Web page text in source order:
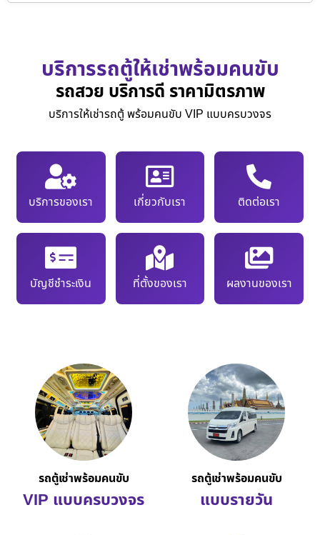
บริการรถตู้ให้เช่าพร้อมคนขับ
รถสวย บริการดี ราคามิตรภาพ
บริการให้เช่ารถตู้ พร้อมคนขับ VIP แบบครบวงจร
บริการของเรา เกี่ยวกับเรา ติดต่อเรา
บัญชีชำระเงิน ที่ตั้งของเรา ผลงานของเรา
รถตู้เช่าพร้อมคนขับ
VIP แบบครบวงจร
รถตู้เช่าพร้อมคนขับ
แบบรายวัน